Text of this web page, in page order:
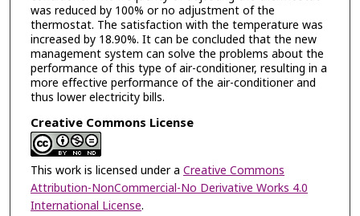
was reduced by 100% or no adjustment of the
thermostat. The satisfaction with the temperature was
increased by 18.90%. It can be concluded that the new
management system can solve the problems about the
performance of this type of air-conditioner, resulting in a
more effective performance of the air-conditioner and
thus lower electricity bills.
Creative Commons License
This work is licensed under a Creative Commons
Attribution-NonCommercial-No Derivative Works 4.0
International License.